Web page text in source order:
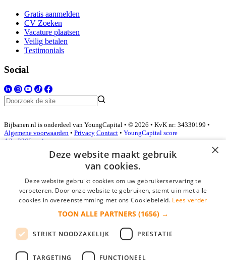
Gratis aanmelden
CV Zoeken
Vacature plaatsen
Veilig betalen
Testimonials
Social
Bijbanen.nl is onderdeel van YoungCapital • © 2026 • KvK nr: 34330199 •
Algemene voorwaarden • Privacy Contact • YoungCapital score
4.3 - 3366 reviews
Inloggen als bedrijf
*
login gegevens onthouden
login
×
Deze website maakt gebruik
van cookies.
Deze website gebruikt cookies om uw gebruikerservaring te
verbeteren. Door onze website te gebruiken, stemt u in met alle
cookies in overeenstemming met ons Cookiebeleid. Lees verder
TOON ALLE PARTNERS (1656) →
STRIKT NOODZAKELIJK PRESTATIE
TARGETING FUNCTIONEEL